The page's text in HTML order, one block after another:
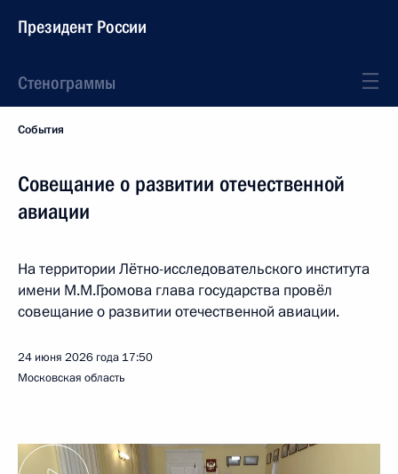
Президент России
Стенограммы
События
Совещание о развитии отечественной
авиации
На территории Лётно-исследовательского института
имени М.М.Громова глава государства провёл
совещание о развитии отечественной авиации.
24 июня 2026 года 17:50
Московская область